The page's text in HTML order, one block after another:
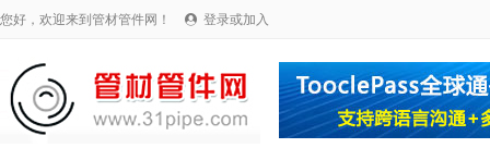
您好，欢迎来到管材管件网！  登录或加入